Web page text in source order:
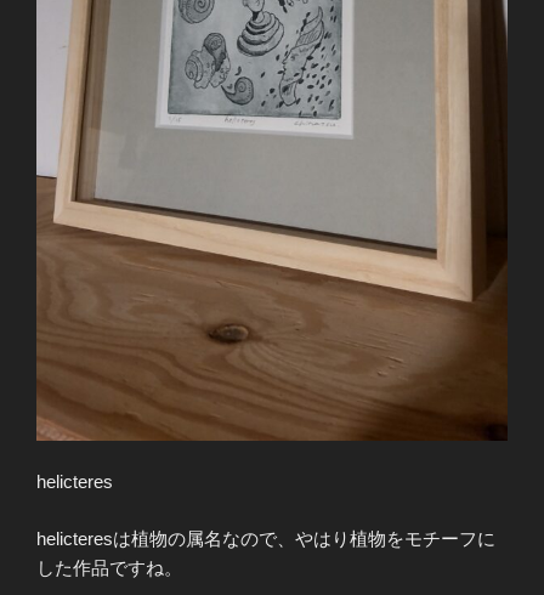
helicteres
helicteresは植物の属名なので、やはり植物をモチーフに
した作品ですね。